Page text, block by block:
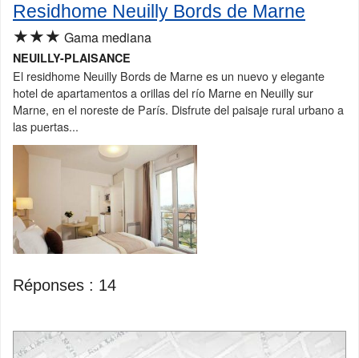
Residhome Neuilly Bords de Marne
★★★ Gama mediana
NEUILLY-PLAISANCE
El residhome Neuilly Bords de Marne es un nuevo y elegante
hotel de apartamentos a orillas del río Marne en Neuilly sur
Marne, en el noreste de París. Disfrute del paisaje rural urbano a
las puertas...
Réponses : 14